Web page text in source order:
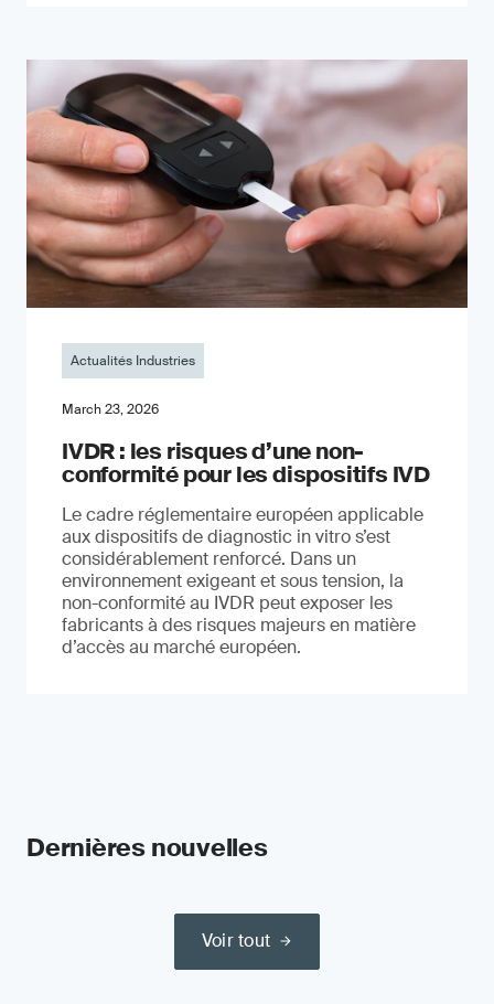
Actualités Industries
March 23, 2026
IVDR : les risques d’une non-
conformité pour les dispositifs IVD
Le cadre réglementaire européen applicable
aux dispositifs de diagnostic in vitro s’est
considérablement renforcé. Dans un
environnement exigeant et sous tension, la
non-conformité au IVDR peut exposer les
fabricants à des risques majeurs en matière
d’accès au marché européen.
Dernières nouvelles
Voir tout